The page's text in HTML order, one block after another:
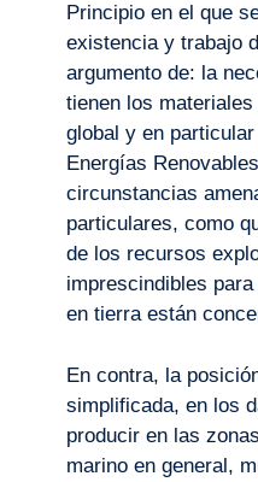
Principio en el que
existencia y trabajo
argumento de: la
tienen los
global y en
Energías
circunstancias
particulares, como
de los recursos
imprescindibles
en tierra están
En contra, la
simplificada, en los
producir en las
marino en general,